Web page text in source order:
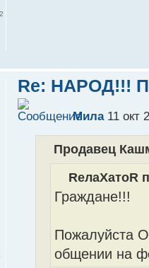
Re: НАРОД!!!
Мила11 окт
Продавец
RелаXатоR
Граждане!!!
Пожалуйста
общении на